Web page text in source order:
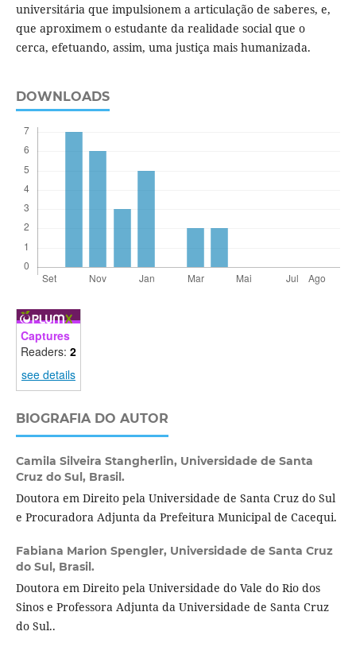
universitária que impulsionem a articulação de saberes, e,
que aproximem o estudante da realidade social que o
cerca, efetuando, assim, uma justiça mais humanizada.
DOWNLOADS
Captures
Readers: 2
see details
BIOGRAFIA DO AUTOR
Camila Silveira Stangherlin, Universidade de Santa
Cruz do Sul, Brasil.
Doutora em Direito pela Universidade de Santa Cruz do Sul
e Procuradora Adjunta da Prefeitura Municipal de Cacequi.
Fabiana Marion Spengler, Universidade de Santa Cruz
do Sul, Brasil.
Doutora em Direito pela Universidade do Vale do Rio dos
Sinos e Professora Adjunta da Universidade de Santa Cruz
do Sul..